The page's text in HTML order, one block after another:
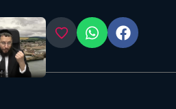
פייסבוקווטסאפ מועדפים